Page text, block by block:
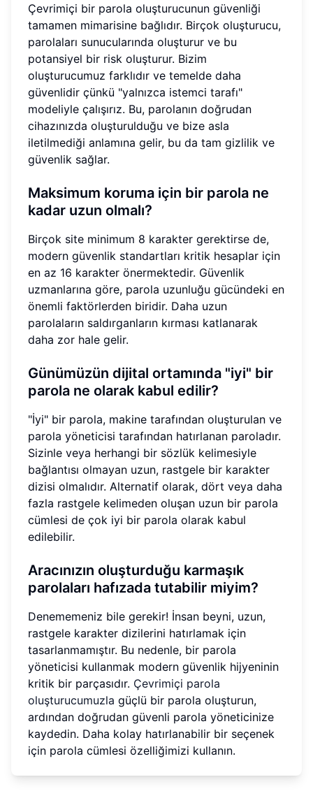
Çevrimiçi bir parola oluşturucunun güvenliği
tamamen mimarisine bağlıdır. Birçok oluşturucu,
parolaları sunucularında oluşturur ve bu
potansiyel bir risk oluşturur. Bizim
oluşturucumuz farklıdır ve temelde daha
güvenlidir çünkü "yalnızca istemci tarafı"
modeliyle çalışırız. Bu, parolanın doğrudan
cihazınızda oluşturulduğu ve bize asla
iletilmediği anlamına gelir, bu da tam gizlilik ve
güvenlik sağlar.
Maksimum koruma için bir parola ne
kadar uzun olmalı?
Birçok site minimum 8 karakter gerektirse de,
modern güvenlik standartları kritik hesaplar için
en az 16 karakter önermektedir. Güvenlik
uzmanlarına göre, parola uzunluğu gücündeki en
önemli faktörlerden biridir. Daha uzun
parolaların saldırganların kırması katlanarak
daha zor hale gelir.
Günümüzün dijital ortamında "iyi" bir
parola ne olarak kabul edilir?
"İyi" bir parola, makine tarafından oluşturulan ve
parola yöneticisi tarafından hatırlanan paroladır.
Sizinle veya herhangi bir sözlük kelimesiyle
bağlantısı olmayan uzun, rastgele bir karakter
dizisi olmalıdır. Alternatif olarak, dört veya daha
fazla rastgele kelimeden oluşan uzun bir parola
cümlesi de çok iyi bir parola olarak kabul
edilebilir.
Aracınızın oluşturduğu karmaşık
parolaları hafızada tutabilir miyim?
Denememeniz bile gerekir! İnsan beyni, uzun,
rastgele karakter dizilerini hatırlamak için
tasarlanmamıştır. Bu nedenle, bir parola
yöneticisi kullanmak modern güvenlik hijyeninin
kritik bir parçasıdır. Çevrimiçi parola
oluşturucumuzla güçlü bir parola oluşturun,
ardından doğrudan güvenli parola yöneticinize
kaydedin. Daha kolay hatırlanabilir bir seçenek
için parola cümlesi özelliğimizi kullanın.